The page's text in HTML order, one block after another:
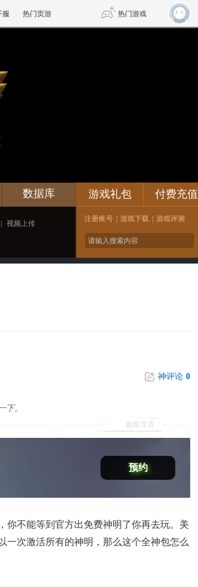
服 热门页游 热门游戏
数据库 论坛
视频上传
游戏礼包 付费充值
注册账号 游戏下载 游戏评测
神评论 0
新闻导语
下。
预约
不能等到官方出免费神明了你再去玩。美
一次激活所有的神明，那么这个全神包怎么